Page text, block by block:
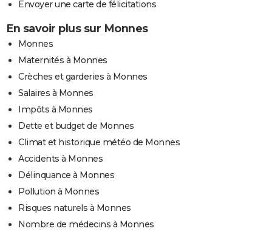
Envoyer une carte de félicitations
En savoir plus sur Monnes
Monnes
Maternités à Monnes
Crèches et garderies à Monnes
Salaires à Monnes
Impôts à Monnes
Dette et budget de Monnes
Climat et historique météo de Monnes
Accidents à Monnes
Délinquance à Monnes
Pollution à Monnes
Risques naturels à Monnes
Nombre de médecins à Monnes